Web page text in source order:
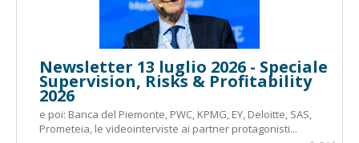
Newsletter 13 luglio 2026 - Speciale
Supervision, Risks & Profitability
2026
e poi: Banca del Piemonte, PWC, KPMG, EY, Deloitte, SAS,
Prometeia, le videointerviste ai partner protagonisti...